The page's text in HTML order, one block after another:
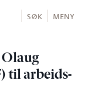
SØK MENY
til arbeids-